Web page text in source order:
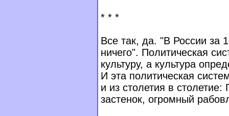
* * *
Все так, да. "В России за
ничего". Политическая
культуру, а культура
И эта политическая
и из столетия в
застенок, огромный